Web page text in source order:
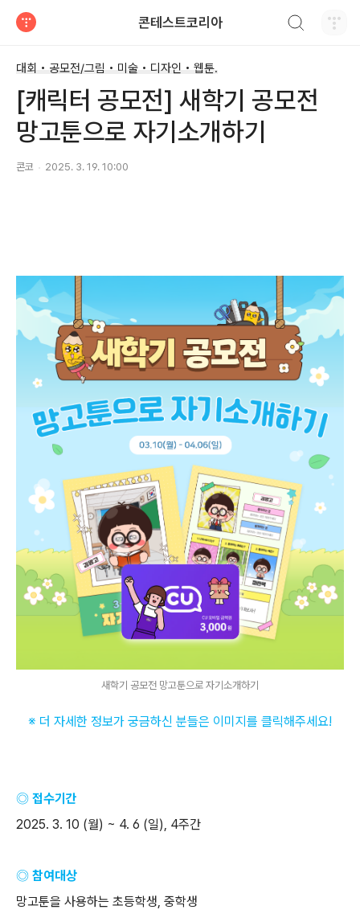
콘테스트코리아
대회 • 공모전/그림 • 미술 • 디자인 • 웹툰.
[캐릭터 공모전] 새학기 공모전
망고툰으로 자기소개하기
콘코 2025. 3. 19. 10:00
새학기 공모전 망고툰으로 자기소개하기
※ 더 자세한 정보가 궁금하신 분들은 이미지를 클릭해주세요!
◎ 접수기간
2025. 3. 10 (월) ~ 4. 6 (일), 4주간
◎ 참여대상
망고툰을 사용하는 초등학생, 중학생